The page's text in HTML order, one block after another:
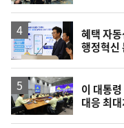
혜택 자
행정혁신
이 대통
대응 최